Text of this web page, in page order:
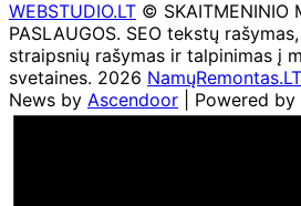
WEBSTUDIO.LT © SKAITMENINIO
PASLAUGOS. SEO tekstų
straipsnių rašymas ir talpinimas į
svetaines. 2026 NamųRemontas.LT
News by Ascendoor | Powered by